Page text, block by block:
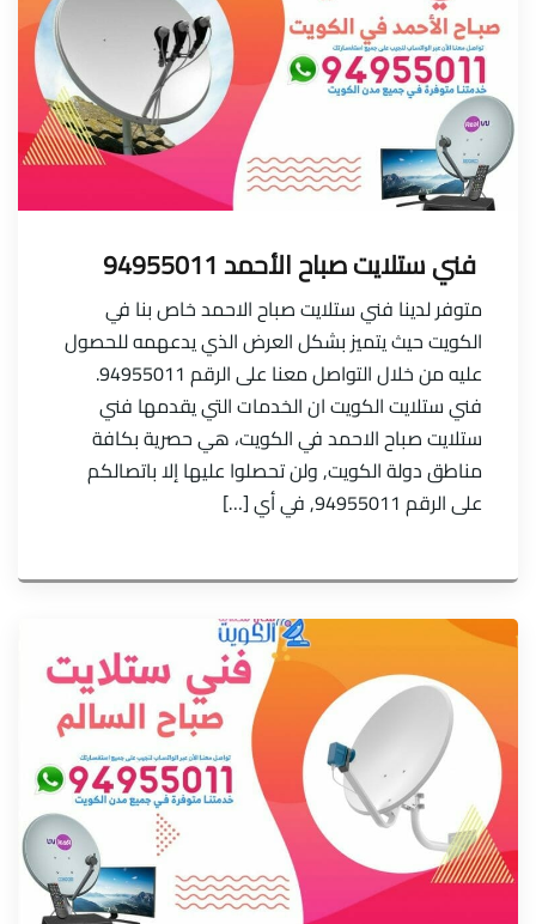
فني ستلايت صباح الأحمد 94955011
متوفر لدينا فني ستلايت صباح الاحمد خاص بنا في
الكويت حيث يتميز بشكل العرض الذي يدعهمه للحصول
عليه من خلال التواصل معنا على الرقم 94955011.
فني ستلايت الكويت ان الخدمات التي يقدمها فني
ستلايت صباح الاحمد في الكويت، هي حصرية بكافة
مناطق دولة الكويت, ولن تحصلوا عليها إلا باتصالكم
على الرقم 94955011, في أي […]